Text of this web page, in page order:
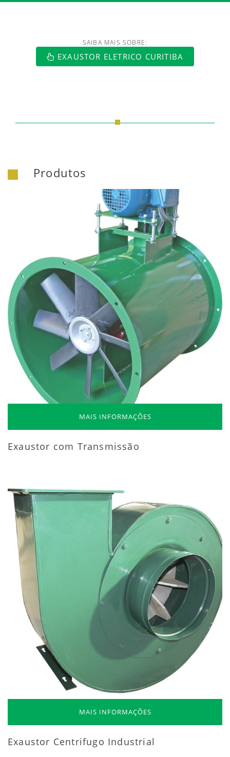
https://www.luftmaxi.com.br/
SAIBA MAIS SOBRE:
EXAUSTOR ELETRICO CURITIBA
Produtos
MAIS INFORMAÇÕES
Exaustor com Transmissão
MAIS INFORMAÇÕES
Exaustor Centrifugo Industrial